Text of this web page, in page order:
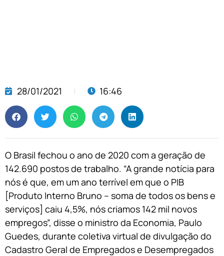
28/01/2021 16:46
O Brasil fechou o ano de 2020 com a geração de
142.690 postos de trabalho. “A grande notícia para
nós é que, em um ano terrível em que o PIB
[Produto Interno Bruno – soma de todos os bens e
serviços] caiu 4,5%, nós criamos 142 mil novos
empregos”, disse o ministro da Economia, Paulo
Guedes, durante coletiva virtual de divulgação do
Cadastro Geral de Empregados e Desempregados